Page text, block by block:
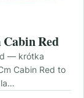
Red
— krótka
Cabin Red to